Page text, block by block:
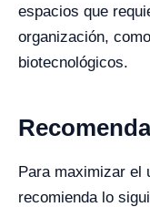
espacios que
organización,
biotecnológicos.
Para maximizar el
recomienda lo